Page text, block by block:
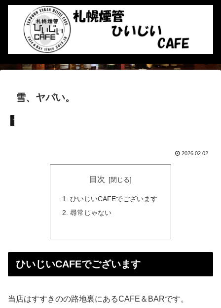
雪、ヤバい。
つぶやき
2026.02.02
目次
ひいじいCAFEでございます
尋常じゃない
ひいじいCAFEでございます
当店はすすきのの路地裏にあるCAFE＆BARです。